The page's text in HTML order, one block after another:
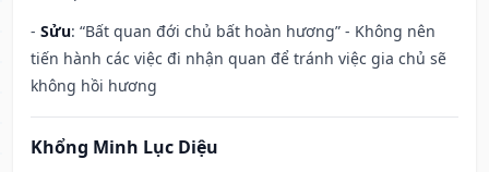
- Sửu: “Bất quan đới chủ bất hoàn hương” - Không nên
tiến hành các việc đi nhận quan để tránh việc gia chủ sẽ
không hồi hương
Khổng Minh Lục Diệu